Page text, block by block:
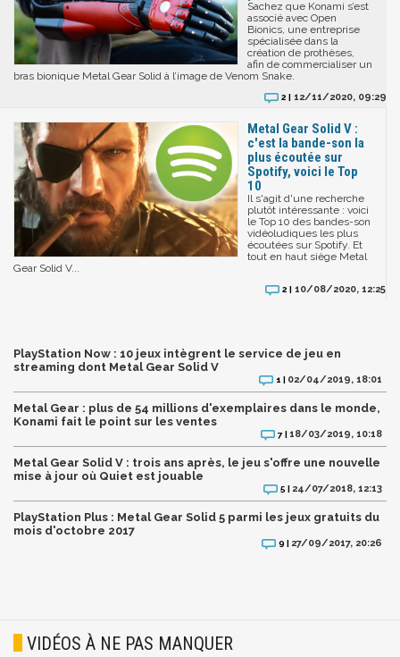
Sachez que Konami s’est
associé avec Open
Bionics, une entreprise
spécialisée dans la
création de prothèses,
afin de commercialiser un
bras bionique Metal Gear Solid à l’image de Venom Snake.
2 | 12/11/2020, 09:29
Metal Gear Solid V :
c'est la bande-son la
plus écoutée sur
Spotify, voici le Top
10
Il s'agit d'une recherche
plutôt intéressante : voici
le Top 10 des bandes-son
vidéoludiques les plus
écoutées sur Spotify. Et
tout en haut siège Metal
Gear Solid V...
2 | 10/08/2020, 12:25
PlayStation Now : 10 jeux intègrent le service de jeu en
streaming dont Metal Gear Solid V
1 | 02/04/2019, 18:01
Metal Gear : plus de 54 millions d'exemplaires dans le monde,
Konami fait le point sur les ventes
7 | 18/03/2019, 10:18
Metal Gear Solid V : trois ans après, le jeu s'offre une nouvelle
mise à jour où Quiet est jouable
5 | 24/07/2018, 12:13
PlayStation Plus : Metal Gear Solid 5 parmi les jeux gratuits du
mois d'octobre 2017
9 | 27/09/2017, 20:26
VIDÉOS À NE PAS MANQUER